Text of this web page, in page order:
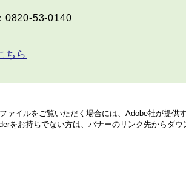
0820-53-0140
ちら
ァイルをご覧いただく場合には、Adobe社が提供
をお持ちでない方は、バナーのリンク先からダウ